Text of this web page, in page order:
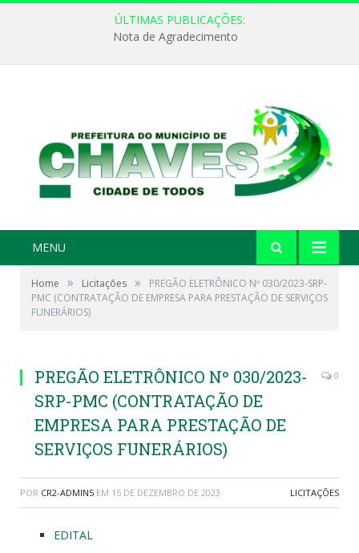
ÚLTIMAS PUBLICAÇÕES:
Nota de Agradecimento
MENU
Home » Licitações »
PREGÃO ELETRÔNICO Nº 030/2023-SRP-
PMC (CONTRATAÇÃO DE EMPRESA PARA PRESTAÇÃO DE SERVIÇOS
FUNERÁRIOS)
PREGÃO ELETRÔNICO Nº 030/2023-
SRP-PMC (CONTRATAÇÃO DE
EMPRESA PARA PRESTAÇÃO DE
SERVIÇOS FUNERÁRIOS)
0
POR CR2-ADMIN5 EM 15 DE DEZEMBRO DE 2023 LICITAÇÕES
EDITAL